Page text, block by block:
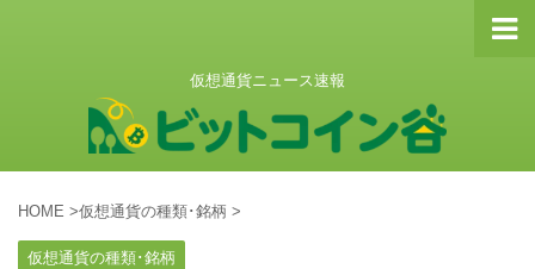
仮想通貨ニュース速報
HOME >仮想通貨の種類･銘柄 >
仮想通貨の種類･銘柄